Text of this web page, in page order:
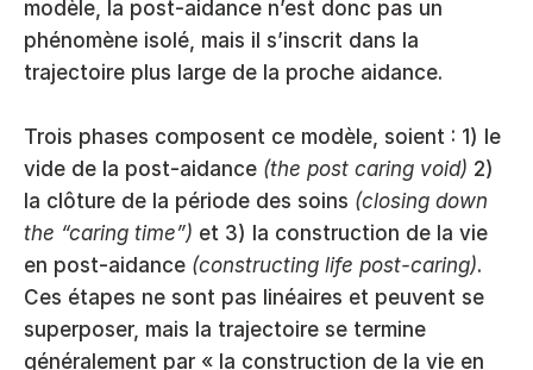
modèle, la post-aidance n’est donc pas un
phénomène isolé, mais il s’inscrit dans la
trajectoire plus large de la proche aidance.
Trois phases composent ce modèle, soient : 1) le
vide de la post-aidance (the post caring void) 2)
la clôture de la période des soins (closing down
the “caring time”) et 3) la construction de la vie
en post-aidance (constructing life post-caring).
Ces étapes ne sont pas linéaires et peuvent se
superposer, mais la trajectoire se termine
généralement par « la construction de la vie en